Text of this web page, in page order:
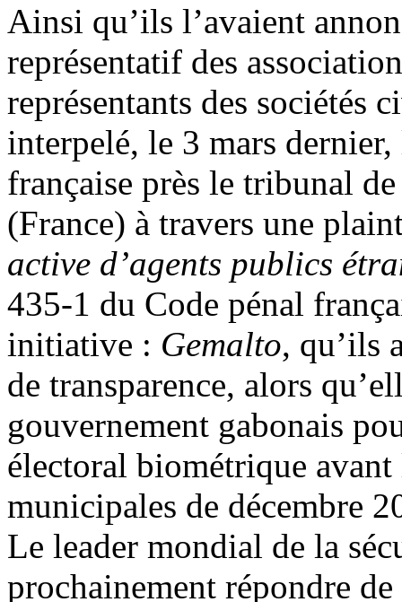
Ainsi qu’ils l’avaient
représentatif des
représentants des sociétés
interpelé, le 3 mars
française près le tribunal
(France) à travers une
active d’agents publics
435-1 du Code pénal
initiative : Gemalto, qu’ils
de transparence, alors
gouvernement gabonais
électoral biométrique avant
municipales de décembre
Le leader mondial de la
prochainement répondre